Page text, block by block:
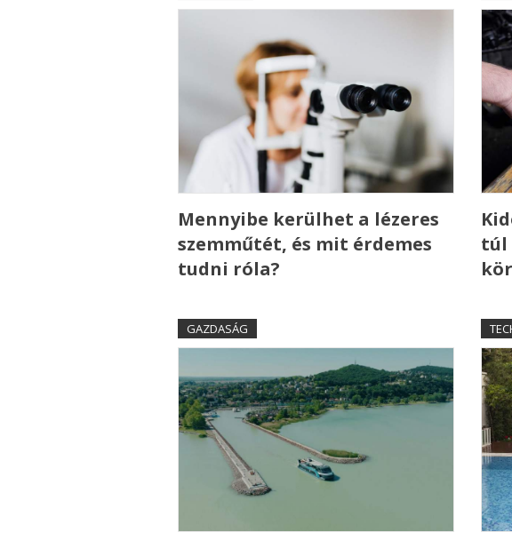
Mennyibe kerülhet a lézeres
szemműtét, és mit érdemes
tudni róla?
túl
GAZDASÁG